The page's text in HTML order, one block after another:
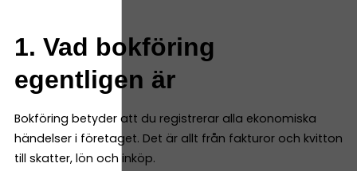
1. Vad bokföring
egentligen är
Bokföring betyder att du registrerar alla ekonomiska
händelser i företaget. Det är allt från fakturor och kvitton
till skatter, lön och inköp.